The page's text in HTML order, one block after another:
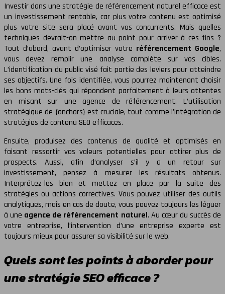
Investir dans une stratégie de référencement naturel efficace est
un investissement rentable, car plus votre contenu est optimisé
plus votre site sera placé avant vos concurrents. Mais quelles
techniques devrait-on mettre au point pour arriver à ces fins ?
Tout d’abord, avant d’optimiser votre référencement Google,
vous devez remplir une analyse complète sur vos cibles.
L’identification du public visé fait partie des leviers pour atteindre
ses objectifs. Une fois identifiée, vous pourrez maintenant choisir
les bons mots-clés qui répondent parfaitement à leurs attentes
en misant sur une agence de référencement. L’utilisation
stratégique de {anchors} est cruciale, tout comme l’intégration de
stratégies de contenu SEO efficaces.
Ensuite, produisez des contenus de qualité et optimisés en
faisant ressortir vos valeurs potentielles pour attirer plus de
prospects. Aussi, afin d’analyser s’il y a un retour sur
investissement, pensez à mesurer les résultats obtenus.
Interprétez-les bien et mettez en place par la suite des
stratégies ou actions correctives. Vous pouvez utiliser des outils
analytiques, mais en cas de doute, vous pouvez toujours les léguer
à une agence de référencement naturel. Au cœur du succès de
votre entreprise, l’intervention d’une entreprise experte est
toujours mieux pour assurer sa visibilité sur le web.
Quels sont les points à aborder pour
une stratégie SEO efficace ?